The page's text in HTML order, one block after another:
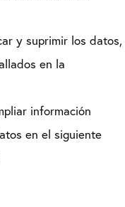
y suprimir los datos,
en la
información
en el siguiente